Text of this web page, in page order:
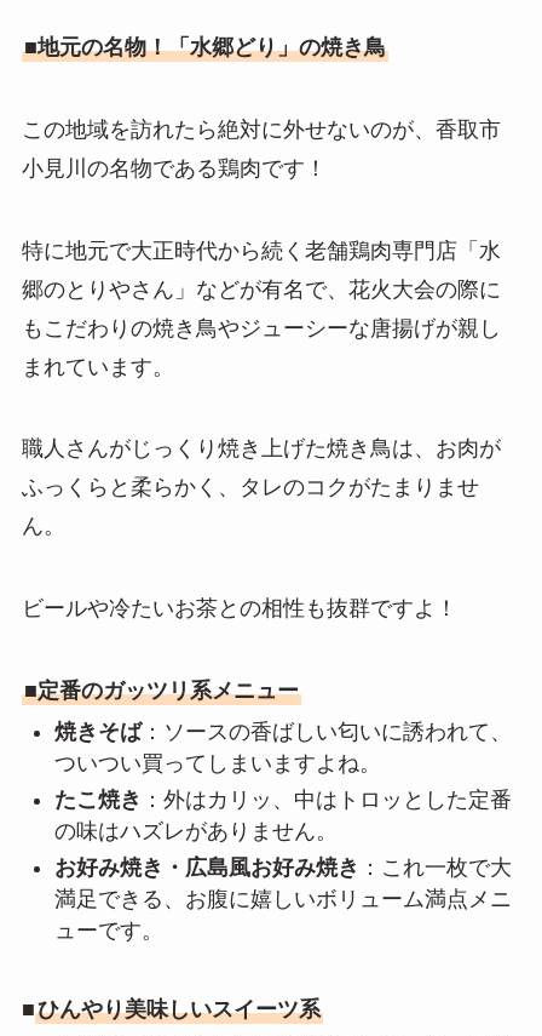
■地元の名物！「水郷どり」の焼き鳥
この地域を訪れたら絶対に外せないのが、香取市
小見川の名物である鶏肉です！
特に地元で大正時代から続く老舗鶏肉専門店「水
郷のとりやさん」などが有名で、花火大会の際に
もこだわりの焼き鳥やジューシーな唐揚げが親し
まれています。
職人さんがじっくり焼き上げた焼き鳥は、お肉が
ふっくらと柔らかく、タレのコクがたまりませ
ん。
ビールや冷たいお茶との相性も抜群ですよ！
■定番のガッツリ系メニュー
焼きそば：ソースの香ばしい匂いに誘われて、
ついつい買ってしまいますよね。
たこ焼き ：外はカリッ、中はトロッとした定番
の味はハズレがありません。
お好み焼き・広島風お好み焼き ：これ一枚で大
満足できる、お腹に嬉しいボリューム満点メニ
ューです。
■ひんやり美味しいスイーツ系